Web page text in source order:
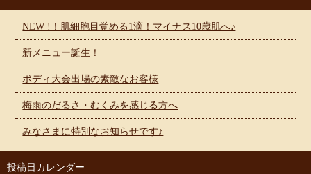
NEW !！肌細胞目覚める1滴！マイナス10歳肌へ♪
新メニュー誕生！
ボディ大会出場の素敵なお客様
梅雨のだるさ・むくみを感じる方へ
みなさまに特別なお知らせです♪
投稿日カレンダー